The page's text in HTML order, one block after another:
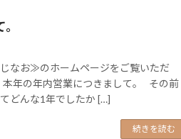
なお≫のホームページをご覧いただ
年の年内営業につきまして。 その前
どんな1年でしたか […]
続きを読む